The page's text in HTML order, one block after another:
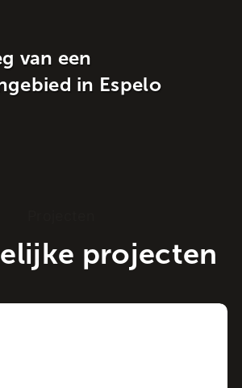
vondsten in
Hattem
projecten